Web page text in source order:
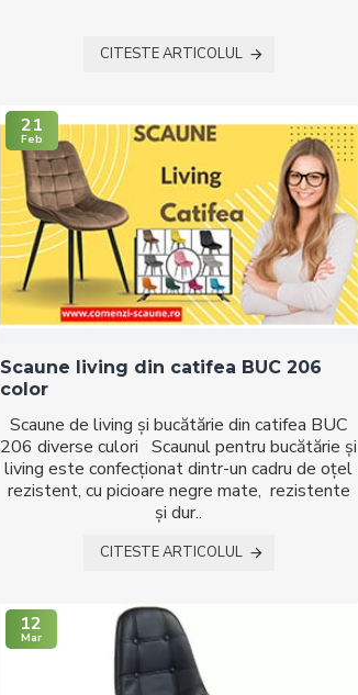
CITESTE ARTICOLUL
21
Feb
Scaune living din catifea BUC 206
color
Scaune de living și bucătărie din catifea BUC
206 diverse culori Scaunul pentru bucătărie și
living este confecționat dintr-un cadru de oțel
rezistent, cu picioare negre mate, rezistente
și dur..
CITESTE ARTICOLUL
12
Mar